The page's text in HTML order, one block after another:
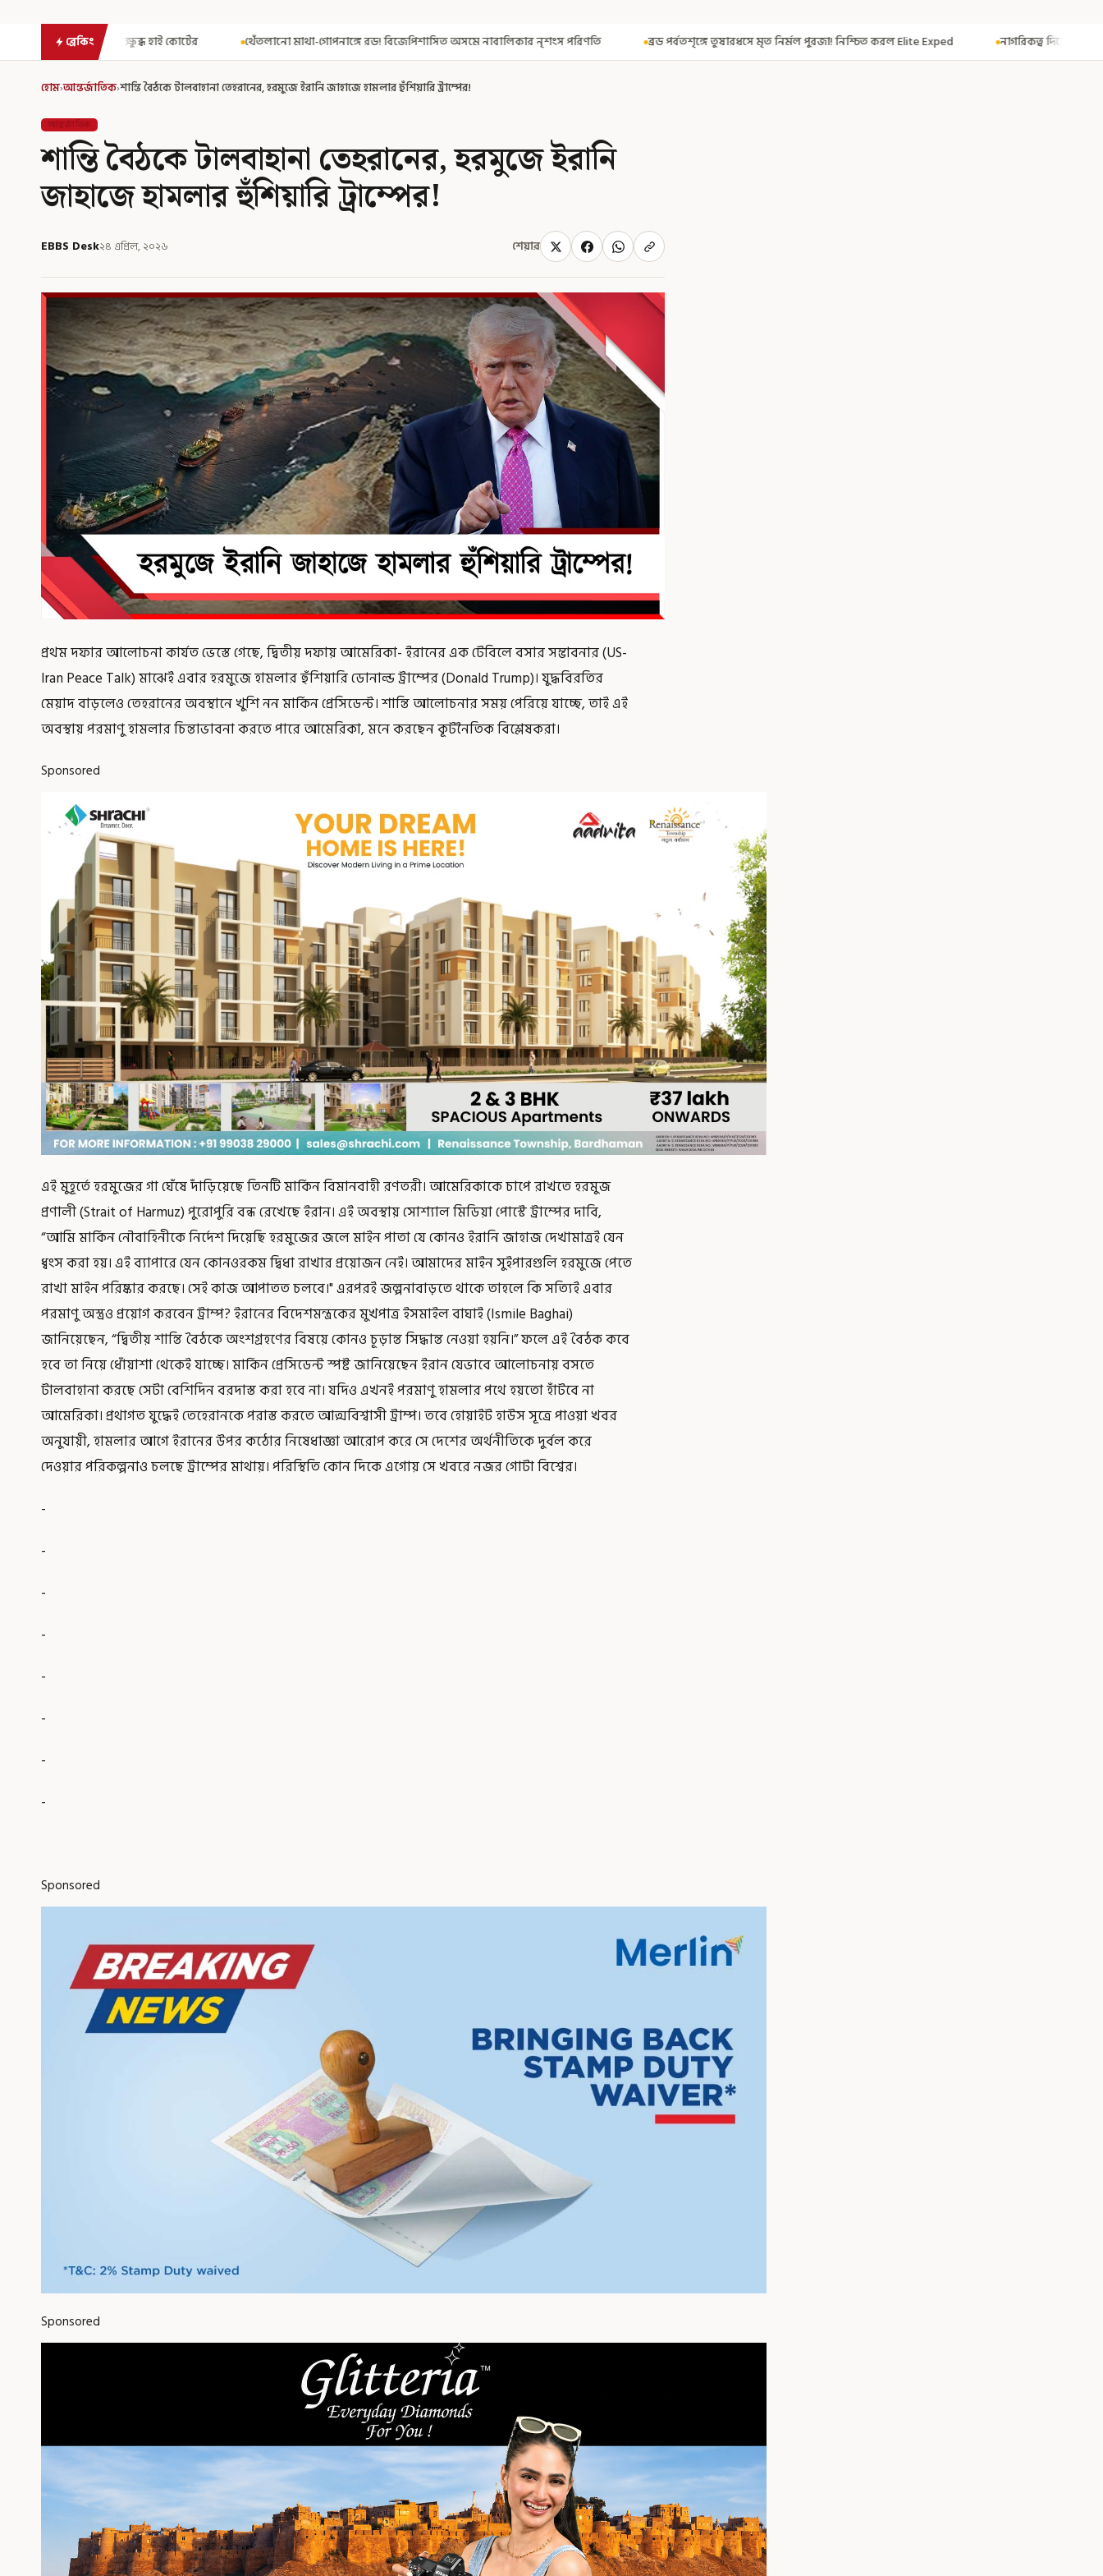
ব্রেকিং
কোর্টের থেঁতলানো মাথা-গোপনাঙ্গে রড! বিজেপিশাসিত অসমে নাবালিকার নৃশংস পরিণতি ব্রড পর্বতশৃঙ্গে তুষারধসে মৃত নির্মল পুরজা! নিশ্চিত করল Elite Exped নাগরিকত্ব দিতেই CAA! ৩০০ মতুয়াকে নাগরিকত্বের
হোম›আন্তর্জাতিক›শান্তি বৈঠকে টালবাহানা তেহরানের, হরমুজে ইরানি জাহাজে হামলার হুঁশিয়ারি ট্রাম্পের!
আন্তর্জাতিক
শান্তি বৈঠকে টালবাহানা তেহরানের, হরমুজে ইরানি
জাহাজে হামলার হুঁশিয়ারি ট্রাম্পের!
EBBS Desk২৪ এপ্রিল, ২০২৬ শেয়ার
প্রথম দফার আলোচনা কার্যত ভেস্তে গেছে, দ্বিতীয় দফায় আমেরিকা- ইরানের এক টেবিলে বসার সম্ভাবনার (US-
Iran Peace Talk) মাঝেই এবার হরমুজে হামলার হুঁশিয়ারি ডোনাল্ড ট্রাম্পের (Donald Trump)। যুদ্ধবিরতির
মেয়াদ বাড়লেও তেহরানের অবস্থানে খুশি নন মার্কিন প্রেসিডেন্ট। শান্তি আলোচনার সময় পেরিয়ে যাচ্ছে, তাই এই
অবস্থায় পরমাণু হামলার চিন্তাভাবনা করতে পারে আমেরিকা, মনে করছেন কূটনৈতিক বিশ্লেষকরা।
Sponsored
এই মুহূর্তে হরমুজের গা ঘেঁষে দাঁড়িয়েছে তিনটি মার্কিন বিমানবাহী রণতরী। আমেরিকাকে চাপে রাখতে হরমুজ
প্রণালী (Strait of Harmuz) পুরোপুরি বন্ধ রেখেছে ইরান। এই অবস্থায় সোশ্যাল মিডিয়া পোস্টে ট্রাম্পের দাবি,
“আমি মার্কিন নৌবাহিনীকে নির্দেশ দিয়েছি হরমুজের জলে মাইন পাতা যে কোনও ইরানি জাহাজ দেখামাত্রই যেন
ধ্বংস করা হয়। এই ব্যাপারে যেন কোনওরকম দ্বিধা রাখার প্রয়োজন নেই। আমাদের মাইন সুইপারগুলি হরমুজে পেতে
রাখা মাইন পরিষ্কার করছে। সেই কাজ আপাতত চলবে।" এরপরই জল্পনাবাড়তে থাকে তাহলে কি সত্যিই এবার
পরমাণু অস্ত্রও প্রয়োগ করবেন ট্রাম্প? ইরানের বিদেশমন্ত্রকের মুখপাত্র ইসমাইল বাঘাই (Ismile Baghai)
জানিয়েছেন, “দ্বিতীয় শান্তি বৈঠকে অংশগ্রহণের বিষয়ে কোনও চূড়ান্ত সিদ্ধান্ত নেওয়া হয়নি।” ফলে এই বৈঠক কবে
হবে তা নিয়ে ধোঁয়াশা থেকেই যাচ্ছে। মার্কিন প্রেসিডেন্ট স্পষ্ট জানিয়েছেন ইরান যেভাবে আলোচনায় বসতে
টালবাহানা করছে সেটা বেশিদিন বরদাস্ত করা হবে না। যদিও এখনই পরমাণু হামলার পথে হয়তো হাঁটবে না
আমেরিকা। প্রথাগত যুদ্ধেই তেহেরানকে পরাস্ত করতে আত্মবিশ্বাসী ট্রাম্প। তবে হোয়াইট হাউস সূত্রে পাওয়া খবর
অনুযায়ী, হামলার আগে ইরানের উপর কঠোর নিষেধাজ্ঞা আরোপ করে সে দেশের অর্থনীতিকে দুর্বল করে
দেওয়ার পরিকল্পনাও চলছে ট্রাম্পের মাথায়। পরিস্থিতি কোন দিকে এগোয় সে খবরে নজর গোটা বিশ্বের।
-
-
-
-
-
-
-
-
Sponsored
Sponsored